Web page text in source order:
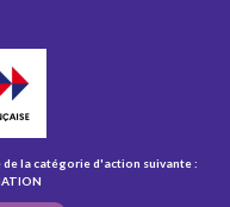
la catégorie d'action suivante :